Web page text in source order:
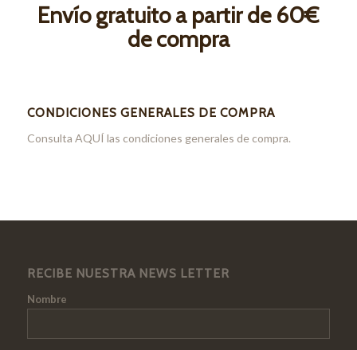
Envío gratuito a partir de 60€
de compra
CONDICIONES GENERALES DE COMPRA
Consulta AQUÍlas condiciones generales de compra.
RECIBE NUESTRA NEWS LETTER
Nombre